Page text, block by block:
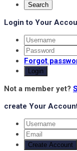
Login to Your
Forgot
Login
Not a member yet?
create Your
Create Account